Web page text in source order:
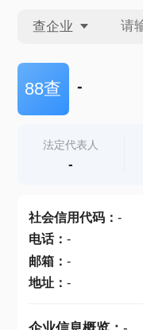
查企业
查企业
查产地
88查 -
法定代表人
-
社会信用代码： -
电话： -
邮箱： -
地址： -